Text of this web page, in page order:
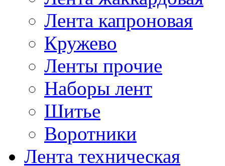
Лента капроновая
Кружево
Ленты прочие
Наборы лент
Шитье
Воротники
Лента техническая